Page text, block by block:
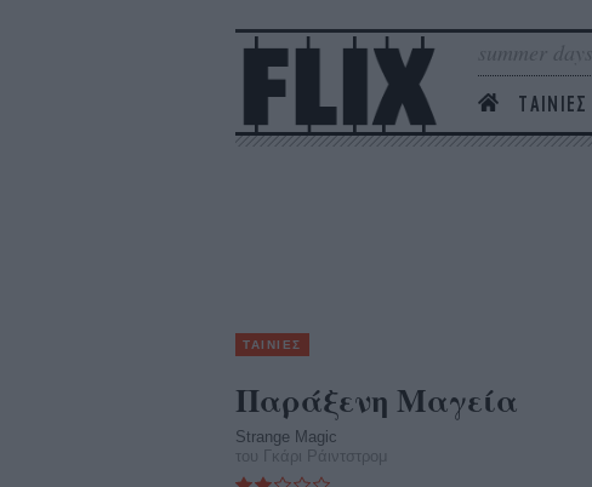
summer days
ΤΑΙΝΙΕΣ
ΤΑΙΝΙΕΣ
Παράξενη Μαγεία
Strange Magic
του Γκάρι Ράιντστρομ